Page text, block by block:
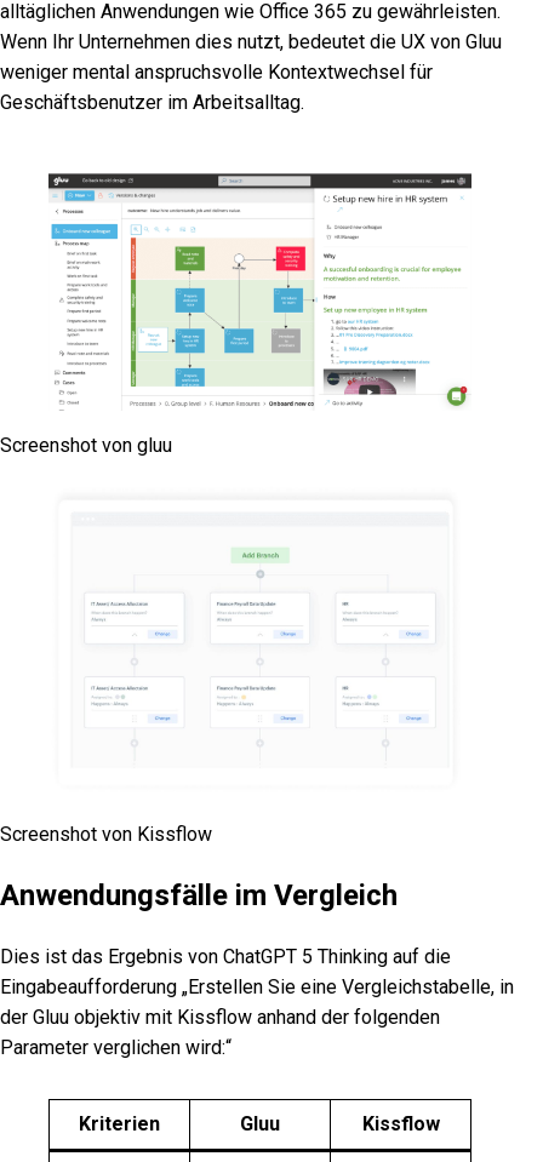
alltäglichen Anwendungen wie Office 365 zu gewährleisten.
Wenn Ihr Unternehmen dies nutzt, bedeutet die UX von Gluu
weniger mental anspruchsvolle Kontextwechsel für
Geschäftsbenutzer im Arbeitsalltag.
Screenshot von gluu
Screenshot von Kissflow
Anwendungsfälle im Vergleich
Dies ist das Ergebnis von ChatGPT 5 Thinking auf die
Eingabeaufforderung „Erstellen Sie eine Vergleichstabelle, in
der Gluu objektiv mit Kissflow anhand der folgenden
Parameter verglichen wird:“
Kriterien Gluu Kissflow